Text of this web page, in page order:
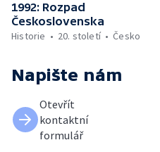
1992: Rozpad
Československa
Historie
20. století Česko
Napište nám
Otevřít
kontaktní
formulář